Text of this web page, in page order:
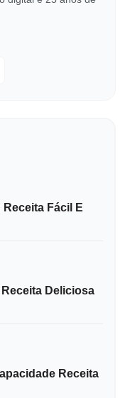
Fácil E
Deliciosa
Receita